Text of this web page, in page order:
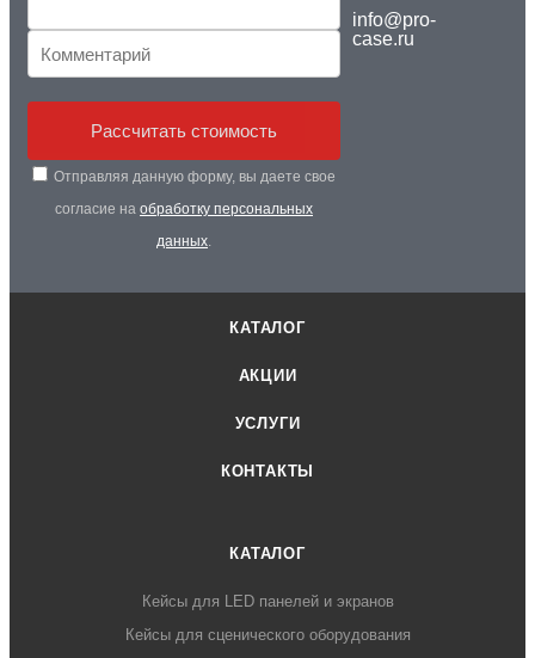
Рассчитать стоимость
Отправляя данную форму, вы даете свое
согласие на обработку персональных
данных.
info@pro-
case.ru
КАТАЛОГ
АКЦИИ
УСЛУГИ
КОНТАКТЫ
КАТАЛОГ
Кейсы для LED панелей и экранов
Кейсы для сценического оборудования